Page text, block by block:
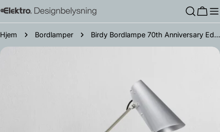
Hopp
innholdet
Hjem Bordlamper Birdy Bordlampe 70th Anniversary Edition
Gå